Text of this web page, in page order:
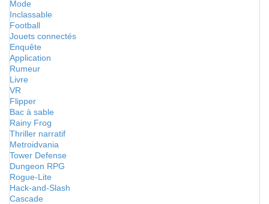
Mode
Inclassable
Football
Jouets connectés
Enquête
Application
Rumeur
Livre
VR
Flipper
Bac à sable
Rainy Frog
Thriller narratif
Metroidvania
Tower Defense
Dungeon RPG
Rogue-Lite
Hack-and-Slash
Cascade